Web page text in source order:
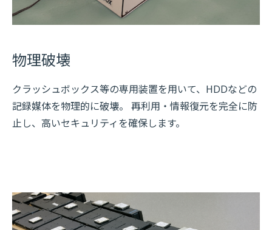
物理破壊
クラッシュボックス等の専用装置を用いて、HDDなどの
記録媒体を物理的に破壊。 再利用・情報復元を完全に防
止し、高いセキュリティを確保します。